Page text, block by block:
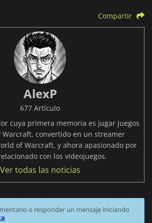
Compartir
AlexP
677 Artículo
cuya primera memoria es jugar juegos
Warcraft, convertido en un streamer
of Warcraft, y ahora apasionado por
con los videojuegos.
Ver todas las noticias
o responder un mensaje iniciando